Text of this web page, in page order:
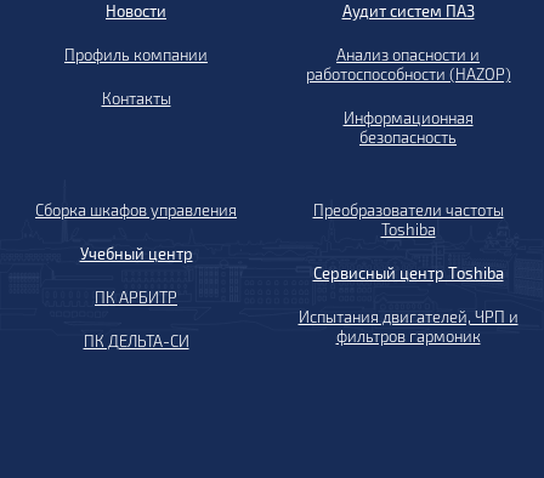
Новости
Профиль компании
Контакты
Аудит систем ПАЗ
Анализ опасности и
работоспособности (HAZOP)
Информационная
безопасность
Сборка шкафов управления
Учебный центр
ПК АРБИТР
ПК ДЕЛЬТА-СИ
Преобразователи частоты
Toshiba
Сервисный центр Toshiba
Испытания двигателей, ЧРП и
фильтров гармоник